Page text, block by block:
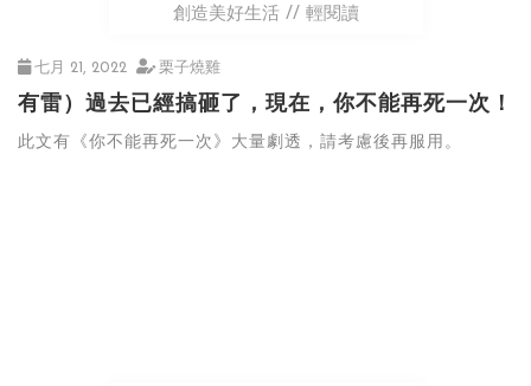
創造美好生活 輕閱讀
七月 21, 2022 栗子燒雞
有雷）過去已經搞砸了，現在，你不能再死一次！
此文有《你不能再死一次》大量劇透，請考慮後再服用。